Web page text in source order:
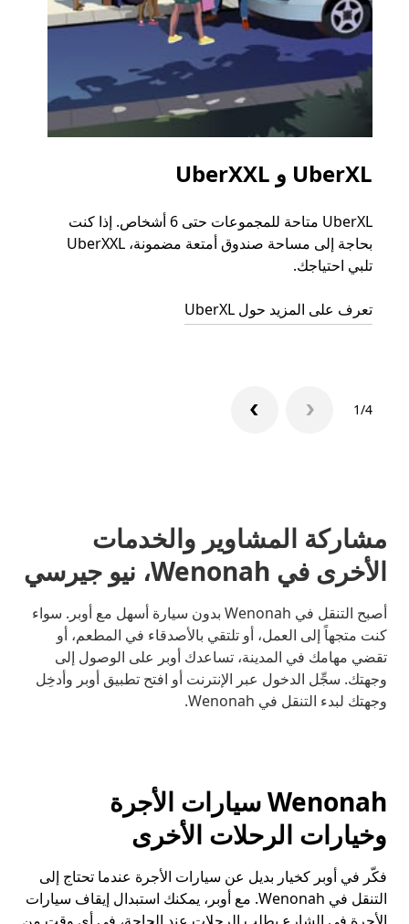
UberXL و UberXXL
UberXL متاحة للمجموعات حتى 6 أشخاص. إذا كنت
بحاجة إلى مساحة صندوق أمتعة مضمونة، UberXXL
تلبي احتياجك.
تعرف على المزيد حول UberXL
1/4
مشاركة المشاوير والخدمات
الأخرى في Wenonah، نيو جيرسي
أصبح التنقل في Wenonah بدون سيارة أسهل مع أوبر. سواء
كنت متجهاً إلى العمل، أو تلتقي بالأصدقاء في المطعم، أو
تقضي مهامك في المدينة، تساعدك أوبر على الوصول إلى
وجهتك. سجِّل الدخول عبر الإنترنت أو افتح تطبيق أوبر وأدخِل
وجهتك لبدء التنقل في Wenonah.
Wenonah سيارات الأجرة
وخيارات الرحلات الأخرى
فكّر في أوبر كخيار بديل عن سيارات الأجرة عندما تحتاج إلى
التنقل في Wenonah. مع أوبر، يمكنك استبدال إيقاف سيارات